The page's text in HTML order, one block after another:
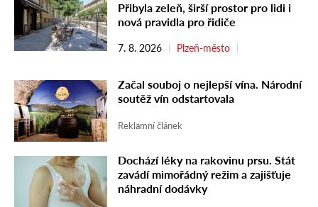
Přibyla zeleň, širší prostor pro lidi i
nová pravidla pro řidiče
7. 8. 2026 Plzeň-město
Začal souboj o nejlepší vína. Národní
soutěž vín odstartovala
Reklamní článek
Dochází léky na rakovinu prsu. Stát
zavádí mimořádný režim a zajišťuje
náhradní dodávky